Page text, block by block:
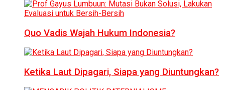
Quo Vadis Wajah Hukum Indonesia?
Ketika Laut Dipagari, Siapa yang Diuntungkan?